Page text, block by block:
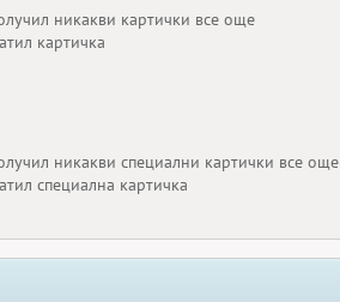
никакви картички все още
картичка
никакви специални картички все още
специална картичка